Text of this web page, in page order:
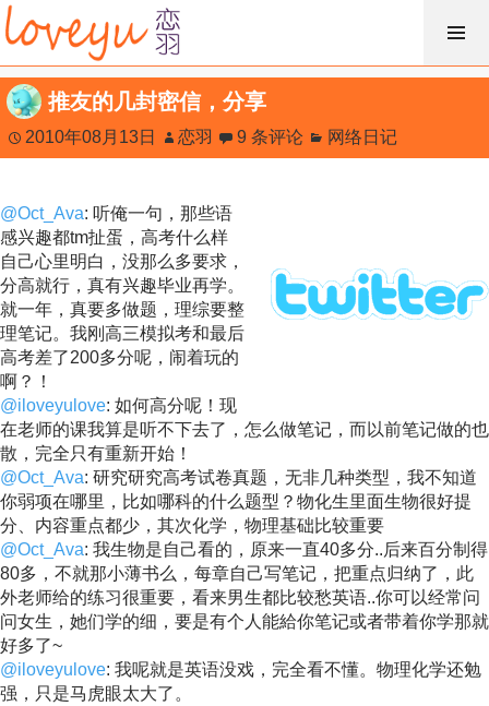
跳
过
内
容
推友的几封密信，分享
2010年08月13日 恋羽 9 条评论 网络日记
@Oct_Ava: 听俺一句，那些语
感兴趣都tm扯蛋，高考什么样
自己心里明白，没那么多要求，
分高就行，真有兴趣毕业再学。
就一年，真要多做题，理综要整
理笔记。我刚高三模拟考和最后
高考差了200多分呢，闹着玩的
啊？！
@iloveyulove: 如何高分呢！现
在老师的课我算是听不下去了，怎么做笔记，而以前笔记做的也
散，完全只有重新开始！
@Oct_Ava: 研究研究高考试卷真题，无非几种类型，我不知道
你弱项在哪里，比如哪科的什么题型？物化生里面生物很好提
分、内容重点都少，其次化学，物理基础比较重要
@Oct_Ava: 我生物是自己看的，原来一直40多分..后来百分制得
80多，不就那小薄书么，每章自己写笔记，把重点归纳了，此
外老师给的练习很重要，看来男生都比较愁英语..你可以经常问
问女生，她们学的细，要是有个人能給你笔记或者带着你学那就
好多了~
@iloveyulove: 我呢就是英语没戏，完全看不懂。物理化学还勉
强，只是马虎眼太大了。